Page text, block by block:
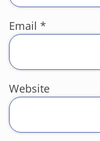
Email *
Website